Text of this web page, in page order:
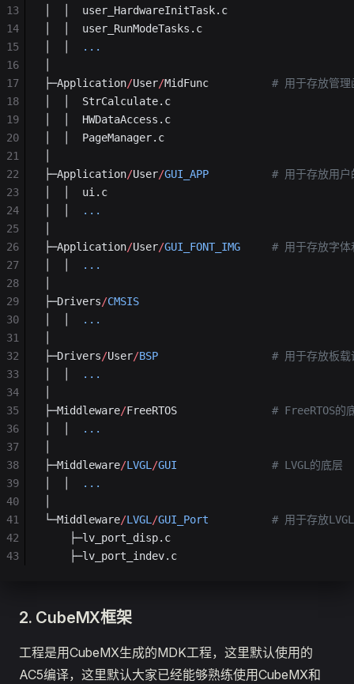
│  │  user_HardwareInitTask.c
│  │  user_RunModeTasks.c
...
├─Application/User/MidFunc # 用于存放管理
│  │  StrCalculate.c
│  │  HWDataAccess.c
│  │  PageManager.c
├─Application/User/GUI_APP
# 用于存放用
│  │  ui.c
...
├─Application/User/GUI_FONT_IMG
# 用于存放字体
...
├─Drivers/CMSIS
...
├─Drivers/User/BSP
# 用于存放板载
...
├─Middleware/FreeRTOS # FreeRTOS的
...
├─Middleware/LVGL/GUI
               # LVGL的底层
...
└─Middleware/LVGL/GUI_Port
# 用于存放
    ├─lv_port_disp.c
    ├─lv_port_indev.c
13
14
15
16
17
18
19
20
21
22
23
24
25
26
27
28
29
30
31
32
33
34
35
36
37
38
39
40
41
42
43
2. CubeMX框架
工程是用CubeMX生成的MDK工程，这里默认使用的
AC5编译，这里默认大家已经能够熟练使用CubeMX和